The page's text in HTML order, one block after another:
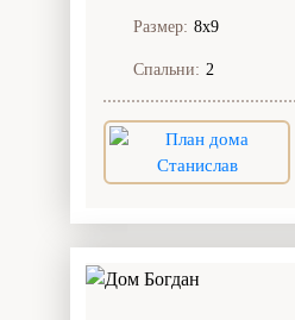
Размер: 8х9
Спальни: 2